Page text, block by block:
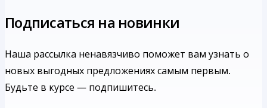
Подписаться на новинки
Наша рассылка ненавязчиво поможет вам узнать о
новых выгодных предложениях самым первым.
Будьте в курсе — подпишитесь.